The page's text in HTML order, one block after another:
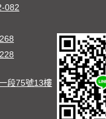
082
段75號13樓